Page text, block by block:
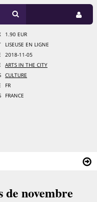
1.90 EUR
LISEUSE EN LIGNE
2018-11-05
ARTS IN THE CITY
CULTURE
FR
FRANCE
de novembre